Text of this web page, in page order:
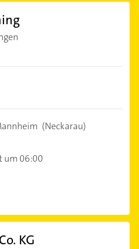
(Neckarau)
um 06:00
KG